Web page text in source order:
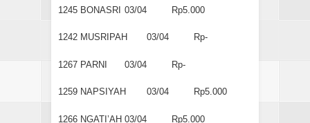
1245 BONASRI 03/04 Rp5.000
1242 MUSRIPAH 03/04 Rp-
1267 PARNI 03/04 Rp-
1259 NAPSIYAH 03/04 Rp5.000
1266 NGATI’AH 03/04 Rp5.000